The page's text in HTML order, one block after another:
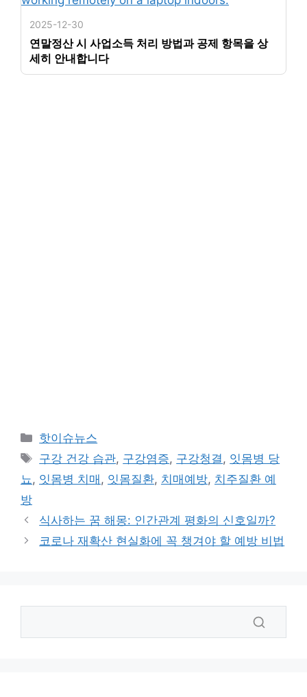
2025-12-30
연말정산 시 사업소득 처리 방법과 공제 항목을 상
세히 안내합니다
카
테
리
핫이슈뉴스
태
그
구강 건강 습관, 구강염증, 구강청결 , 잇몸병 당
뇨, 잇몸병 치매 , 잇몸질환, 치매예방, 치주질환 예
방
식사하는 꿈 해몽: 인간관계 평화의 신호일까?
코로나 재확산 현실화에 꼭 챙겨야 할 예방 비법